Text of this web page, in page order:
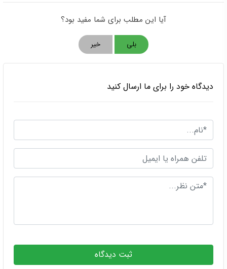
آیا این مطلب برای شما مفید بود؟
بلی خیر
دیدگاه خود را برای ما ارسال کنید
ثبت دیدگاه